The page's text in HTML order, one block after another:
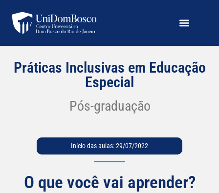
Práticas Inclusivas em Educação
Especial
Pós-graduação
Início das aulas: 29/07/2022
O que você vai aprender?